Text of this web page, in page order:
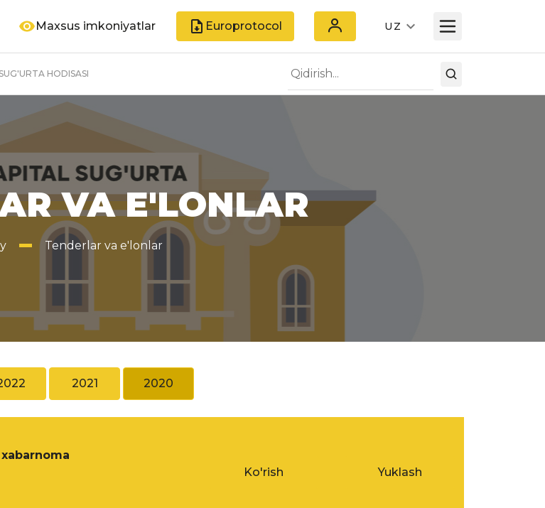
Maxsus imkoniyatlar Europrotocol UZ
SUG'URTA HODISASI
VA E'LONLAR
Tenderlar va e'lonlar
2021 2020
xabarnoma
Ko'rish Yuklash